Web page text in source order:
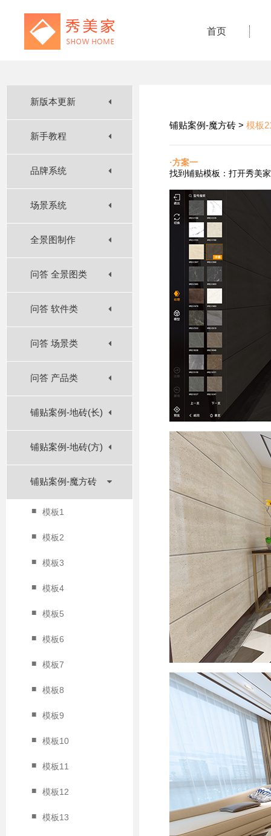
首页
新版本更新
新手教程
品牌系统
场景系统
全景图制作
问答 全景图类
问答 软件类
问答 场景类
问答 产品类
铺贴案例-地砖(长)
铺贴案例-地砖(方)
铺贴案例-魔方砖
■ 模板1
■ 模板2
■ 模板3
■ 模板4
■ 模板5
■ 模板6
■ 模板7
■ 模板8
■ 模板9
■ 模板10
■ 模板11
■ 模板12
■ 模板13
铺贴案例-魔方砖 > 模板
·方案一
找到铺贴模板：打开秀美